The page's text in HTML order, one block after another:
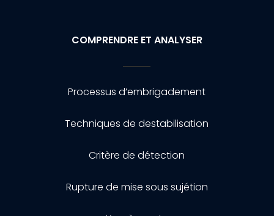
COMPRENDRE ET ANALYSER
Processus d’embrigadement
Techniques de destabilisation
Critère de détection
Rupture de mise sous sujétion